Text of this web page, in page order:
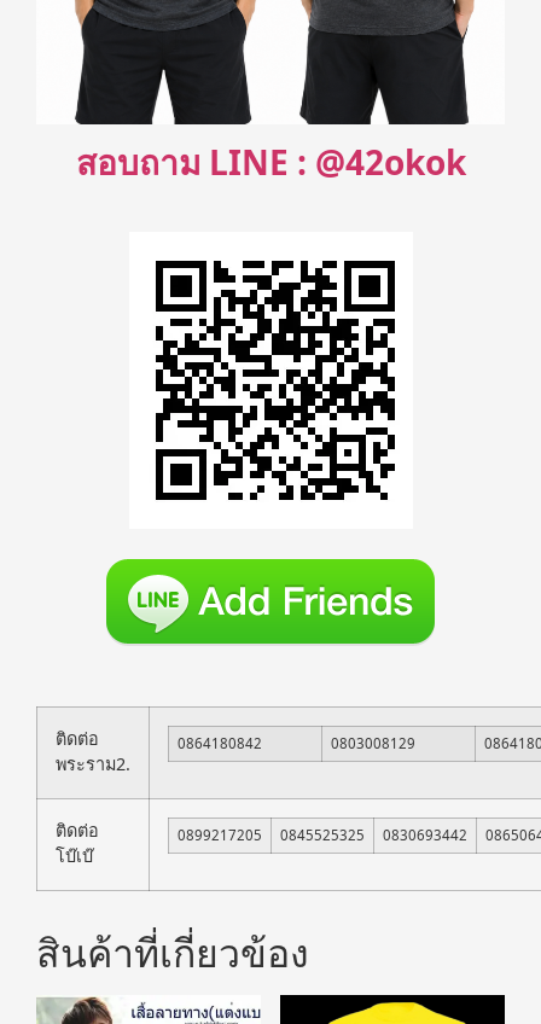
สอบถาม LINE : @42okok
ติดต่อ
พระราม2.
0864180842 0803008129
ติดต่อ
โบ๊เบ๊
0899217205 0845525325 0830693442
สินค้าที่เกี่ยวข้อง